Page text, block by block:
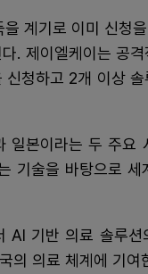
계기로 이미 신청
. 제이엘케이는 공
청하고 2개 이상
일본이라는 두 주요
기술을 바탕으로 세
AI 기반 의료 솔루
의 의료 체계에 기여